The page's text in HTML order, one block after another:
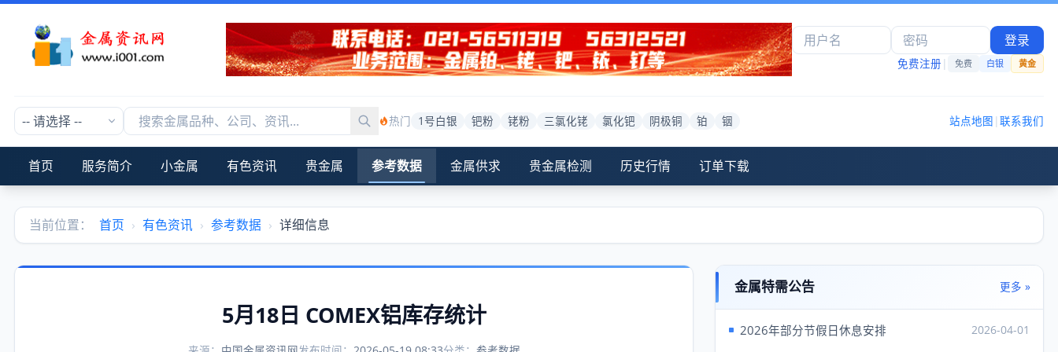
登录
免费注册 | 免费 白银 黄金
热门 1号白银 钯粉 铑粉 三氯化铑 氯化钯 阴极铜 铂 铟 站点地图 | 联系我们
首页 服务简介 小金属 有色资讯 贵金属 参考数据 金属供求 贵金属检测 历史行情 订单下载
当前位置： 首页 › 有色资讯 › 参考数据 › 详细信息
5月18日 COMEX铝库存统计
金属特需公告 更多 »
2026年部分节假日休息安排 2026-04-01